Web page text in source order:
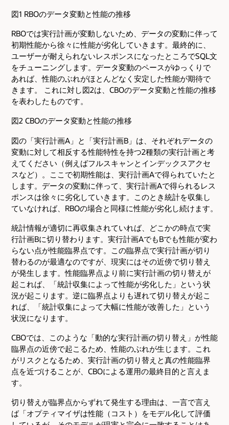
図1 RBOのデータ変動と性能の推移
RBOでは実行計画が変動しないため、データの変動に伴って
初期性能から徐々に性能が劣化していきます。最終的に、
ユーザーが耐えられないレスポンスになったところでSQL文
をチューニングします。データ変動のペースがゆっくりで
あれば、性能のぶれがほとんどなく安定した性能が期待で
きます。 これに対し図2は、CBOのデータ変動と性能の推移
を表わしたものです。
図2 CBOのデータ変動と性能の推移
図の「実行計画A」と「実行計画B」は、それぞれデータの
変動に対して相反する性能特性を持つ2種類の実行計画と考
えてください（例えばフルスキャンとインデックスアクセ
スなど）。ここで初期性能は、実行計画Aで得られていたと
します。データの変動に伴って、実行計画Aで得られるレス
ポンスは徐々に劣化していきます。このとき統計を収集し
ていなければ、RBOの場合と同様に性能が劣化し続けます。
統計情報が適切に再収集されていれば、どこかの時点で実
行計画Bに切り替わります。実行計画AでもBでも性能が変わ
らない点が性能臨界点です。この臨界点で実行計画が切り
替わるのが最適なのですが、現実にはその近傍で切り替え
が発生します。性能臨界点より前に実行計画の切り替えが
起これば、「統計収集によって性能が劣化した」という状
況が起こります。逆に臨界点よりも遅れて切り替えが起こ
れば、「統計収集によって大幅に性能が改善した」という
状況になります。
CBOでは、このような「動的な実行計画の切り替え」が性能
臨界点の近傍で起こるため、性能のぶれが生じます。これ
がリスクとなるため、実行計画の切り替えと真の性能臨界
点を近づけることが、CBOによる運用の最終目的と言えま
す。
切り替えが臨界点からずれて発生する理由は、一言で言え
ば「オプティマイザは性能（コスト）をモデル化して評価